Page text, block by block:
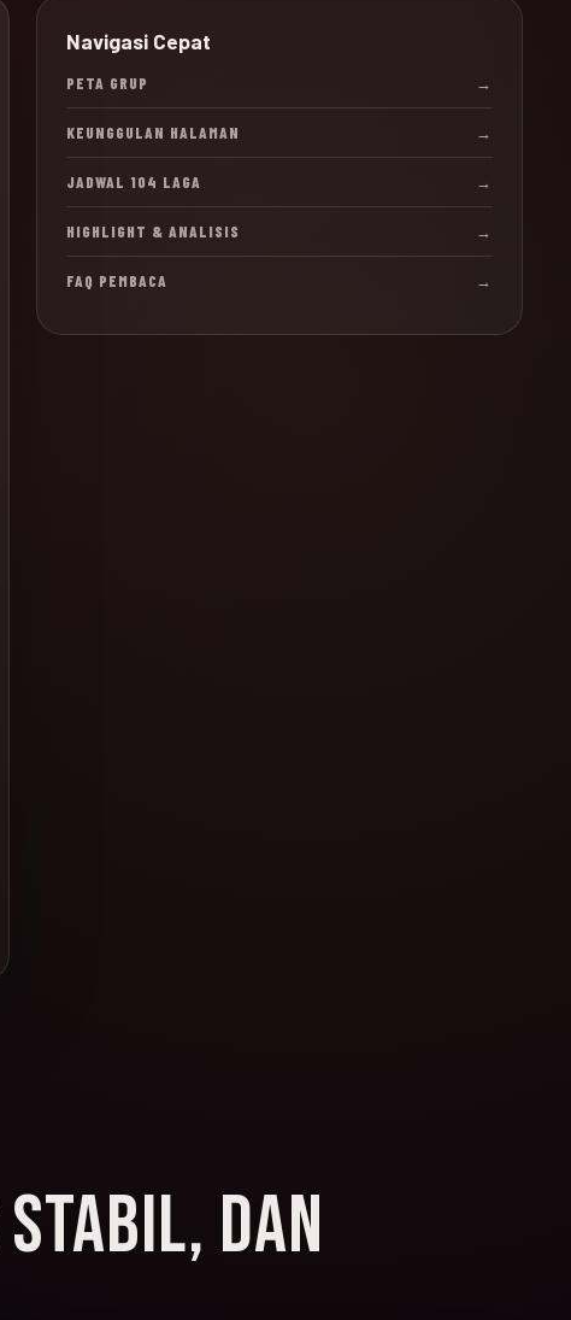
Navigasi Cepat
PETA GRUP →
KEUNGGULAN HALAMAN →
JADWAL 104 LAGA →
HIGHLIGHT & ANALISIS →
FAQ PEMBACA →
DAN